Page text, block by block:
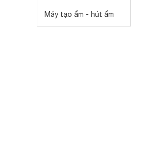
Máy tạo ẩm - hút ẩm